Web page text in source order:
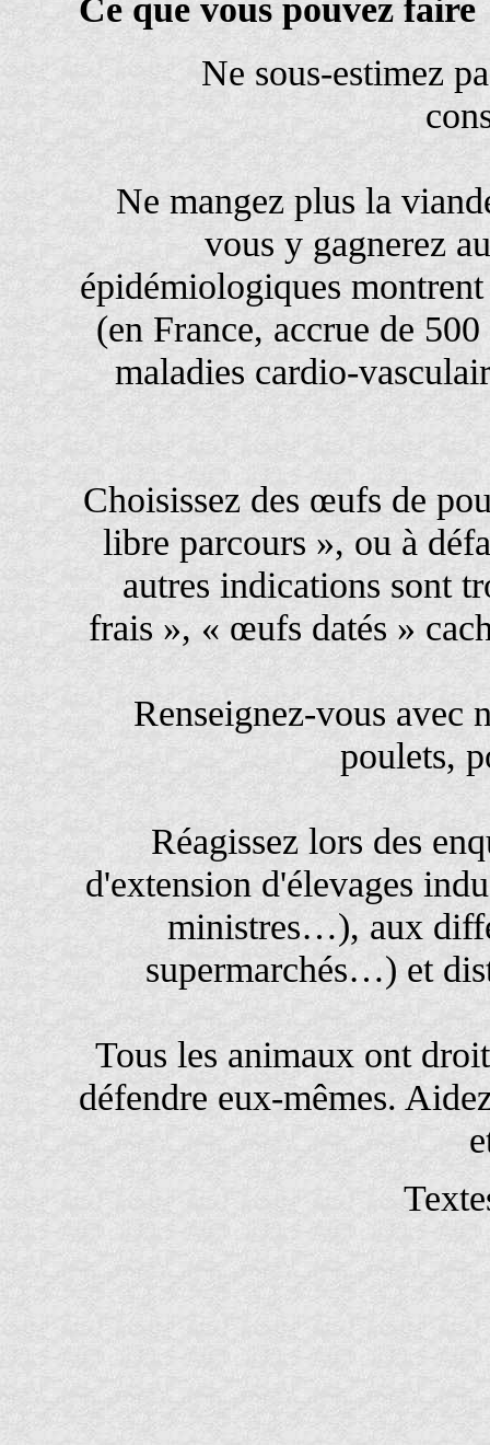
Ce que vous pouvez faire
Ne sous-estimez
Ne mangez plus la
vous y gagnerez
épidémiologiques
(en France, accrue de
maladies cardio-
Choisissez des œufs de
libre parcours », ou à
autres indications sont
frais », « œufs datés »
Renseignez-vous avec
poulets,
Réagissez lors des
d'extension d'élevages
ministres…), aux
supermarchés…) et
Tous les animaux ont
défendre eux-mêmes.